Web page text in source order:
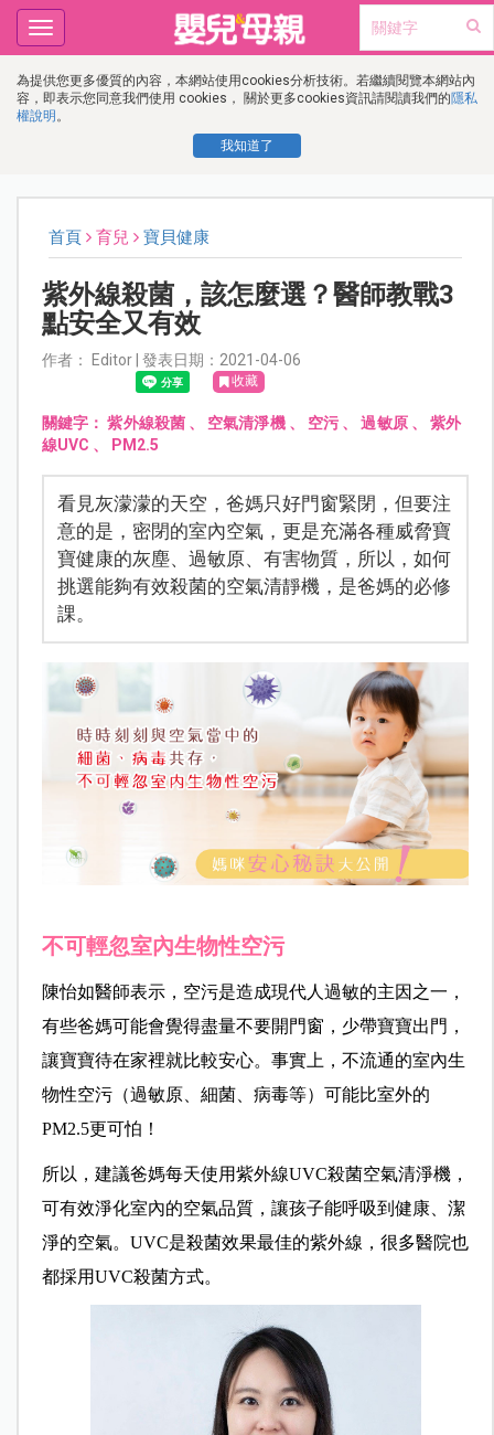
為提供您更多優質的內容，本網站使用cookies分析技術。若繼續閱覽本網站內
容，即表示您同意我們使用 cookies， 關於更多cookies資訊請閱讀我們的隱私
權說明 。
我知道了
Toggle
navigation
首頁 育兒 寶貝健康
紫外線殺菌，該怎麼選？醫師教戰3
點安全又有效
作者： Editor | 發表日期：2021-04-06
收藏
關鍵字：紫外線殺菌、 空氣清淨機、 空污 、過敏原、 紫外
線UVC 、 PM2.5
看見灰濛濛的天空，爸媽只好門窗緊閉，但要注
意的是，密閉的室內空氣，更是充滿各種威脅寶
寶健康的灰塵、過敏原、有害物質，所以，如何
挑選能夠有效殺菌的空氣清靜機，是爸媽的必修
課。
不可輕忽室內生物性空污
陳怡如醫師表示，空污是造成現代人過敏的主因之一，
有些爸媽可能會覺得盡量不要開門窗，少帶寶寶出門，
讓寶寶待在家裡就比較安心。事實上，不流通的室內生
物性空污（過敏原、細菌、病毒等）可能比室外的
PM2.5更可怕！
所以，建議爸媽每天使用紫外線UVC殺菌空氣清淨機，
可有效淨化室內的空氣品質，讓孩子能呼吸到健康、潔
淨的空氣。UVC是殺菌效果最佳的紫外線，很多醫院也
都採用UVC殺菌方式。